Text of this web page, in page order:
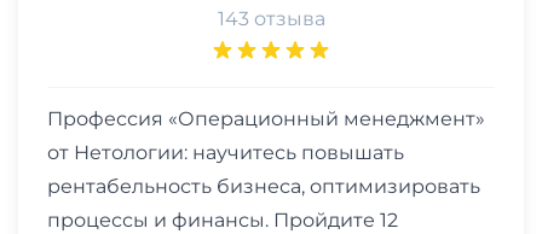
143 отзыва
Профессия «Операционный менеджмент»
от Нетологии: научитесь повышать
рентабельность бизнеса, оптимизировать
процессы и финансы. Пройдите 12